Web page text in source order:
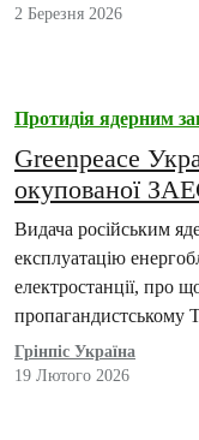
2 Березня 2026
Протидія ядерним
Greenpeace
окупованої
Видача російським
експлуатацію
електростанції, про
пропагандистському
правових підстав ні в
Про це заявляють в
Грінпіс Україна
19 Лютого 2026